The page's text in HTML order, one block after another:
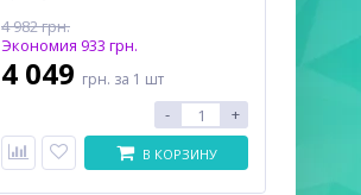
4 982 грн.
Экономия 933 грн.
4 049 грн. за 1 шт
- +
В КОРЗИНУ